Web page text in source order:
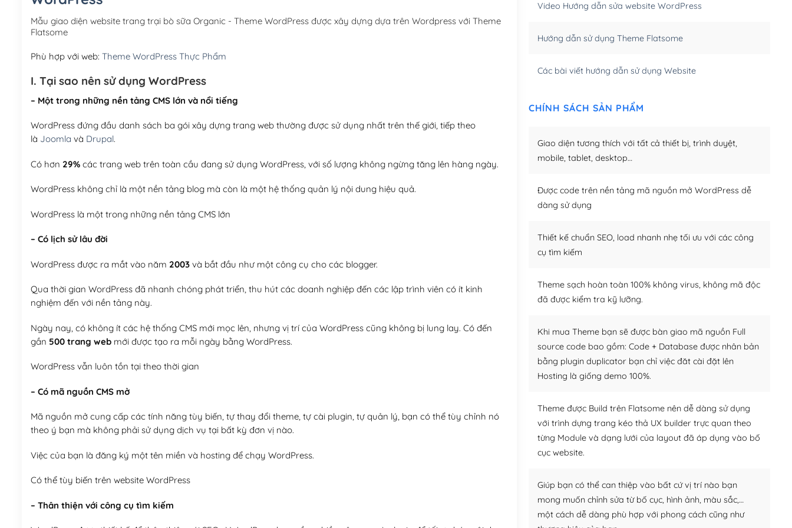
Hosting 5GB SSD (1 năm)
(+950,000₫)
Mẫu giao diện website trang trại bò sữa Organic - Theme WordPress được xây dựng dựa trên Wordpress với Theme
Flatsome
Phù hợp với web: Theme WordPress Thực Phẩm
I. Tại sao nên sử dụng WordPress
– Một trong những nền tảng CMS lớn và nổi tiếng
WordPress đứng đầu danh sách ba gói xây dựng trang web thường được sử dụng nhất trên thế giới, tiếp theo
là Joomla và Drupal.
Có hơn 29%các trang web trên toàn cầu đang sử dụng WordPress, với số lượng không ngừng tăng lên hàng ngày.
WordPress không chỉ là một nền tảng blog mà còn là một hệ thống quản lý nội dung hiệu quả.
WordPress là một trong những nền tảng CMS lớn
– Có lịch sử lâu đời
WordPress được ra mắt vào năm 2003và bắt đầu như một công cụ cho các blogger.
Qua thời gian WordPress đã nhanh chóng phát triển, thu hút các doanh nghiệp đến các lập trình viên có ít kinh
nghiệm đến với nền tảng này.
Ngày nay, có không ít các hệ thống CMS mới mọc lên, nhưng vị trí của WordPress cũng không bị lung lay. Có đến
gần 500 trang webmới được tạo ra mỗi ngày bằng WordPress.
WordPress vẫn luôn tồn tại theo thời gian
– Có mã nguồn CMS mở
Mã nguồn mở cung cấp các tính năng tùy biến, tự thay đổi theme, tự cài plugin, tự quản lý, bạn có thể tùy chỉnh nó
theo ý bạn mà không phải sử dụng dịch vụ tại bất kỳ đơn vị nào.
Việc của bạn là đăng ký một tên miền và hosting để chạy WordPress.
Có thể tùy biến trên website WordPress
– Thân thiện với công cụ tìm kiếm
Video Hướng dẫn sửa website WordPress
Hướng dẫn sử dụng Theme Flatsome
Các bài viết hướng dẫn sử dụng Website
CHÍNH SÁCH SẢN PHẨM
Giao diện tương thích với tất cả thiết bị, trình duyệt,
mobile, tablet, desktop…
Được code trên nền tảng mã nguồn mở WordPress dễ
dàng sử dụng
Thiết kế chuẩn SEO, load nhanh nhẹ tối ưu với các công
cụ tìm kiếm
Theme sạch hoàn toàn 100% không virus, không mã độc
đã được kiểm tra kỹ lưỡng.
Khi mua Theme bạn sẽ được bàn giao mã nguồn Full
source code bao gồm: Code + Database được nhân bản
bằng plugin duplicator bạn chỉ việc đăt cài đặt lên
Hosting là giống demo 100%.
Theme được Build trên Flatsome nên dễ dàng sử dụng
với trình dựng trang kéo thả UX builder trực quan theo
từng Module và dạng lưới của layout đã áp dụng vào bố
cục website.
Giúp bạn có thể can thiệp vào bất cứ vị trí nào bạn
mong muốn chỉnh sửa từ bố cục, hình ảnh, màu sắc,…
một cách dễ dàng phù hợp với phong cách cũng như